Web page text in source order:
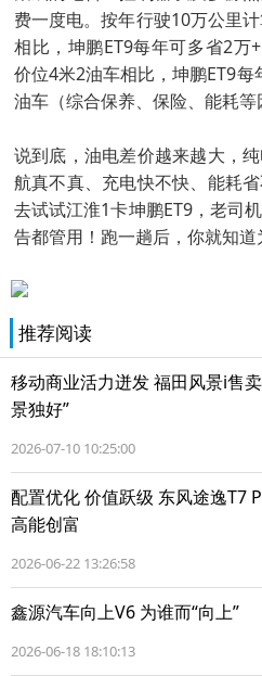
费一度电。按年行驶10万公里
相比，坤鹏ET9每年可多省2万
价位4米2油车相比，坤鹏ET9
油车（综合保养、保险、能耗等
说到底，油电差价越来越大，
航真不真、充电快不快、能耗
去试试江淮1卡坤鹏ET9，老司
告都管用！跑一趟后，你就知道
推荐阅读
移动商业活力迸发 福田风景i售
景独好”
2026-07-10 10:25:00
配置优化 价值跃级 东风途逸T7
高能创富
2026-06-22 13:26:58
鑫源汽车向上V6 为谁而“向上”
2026-06-18 18:10:13